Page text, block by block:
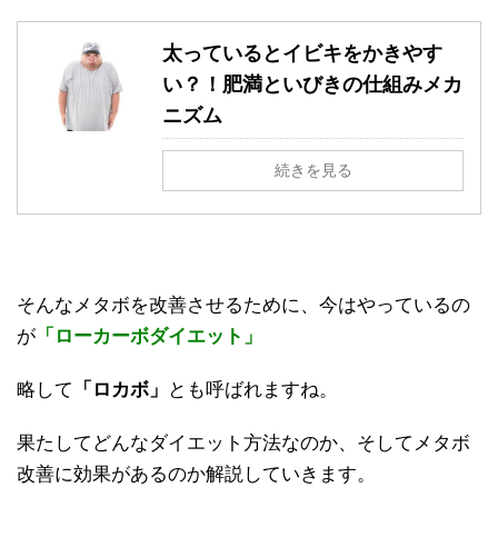
太っているとイビキをかきやす
い？！肥満といびきの仕組みメカ
ニズム
続きを見る
そんなメタボを改善させるために、今はやっているの
が 「ローカーボダイエット」
略して 「ロカボ」 とも呼ばれますね。
果たしてどんなダイエット方法なのか、そしてメタボ
改善に効果があるのか解説していきます。